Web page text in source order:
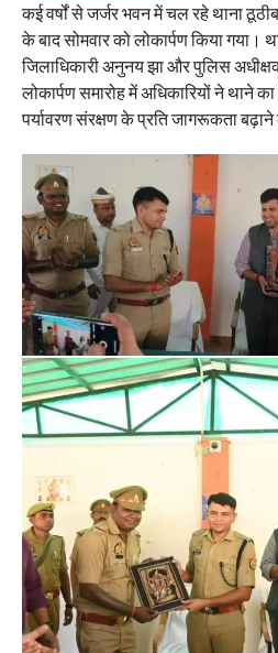
कई वर्षों से जर्जर भवन में चल रहे थाना
के बाद सोमवार को लोकार्पण किया गया।
जिलाधिकारी अनुनय झा और पुलिस अधीक्षक
लोकार्पण समारोह में अधिकारियों ने थाने
पर्यावरण संरक्षण के प्रति जागरूकता बढ़ाने